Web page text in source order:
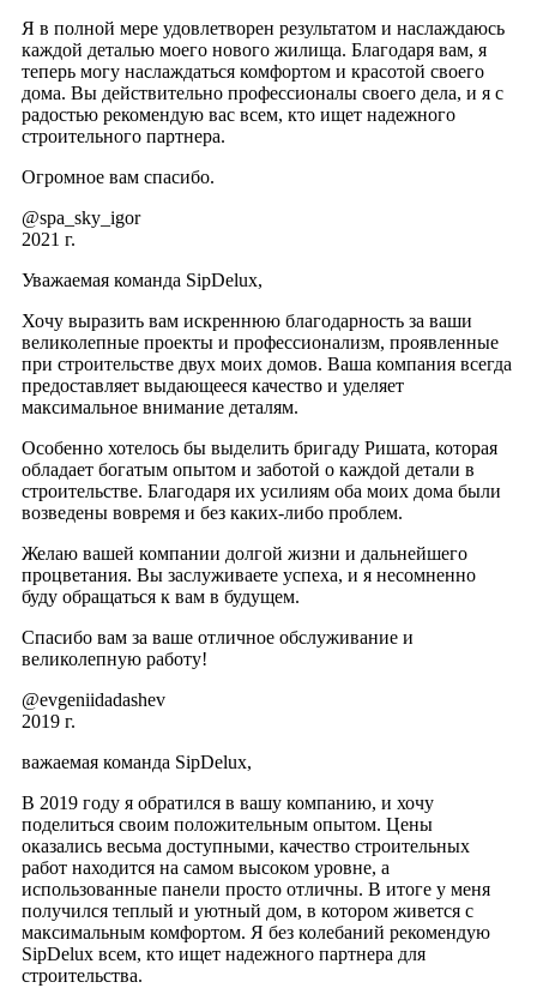
Я в полной мере удовлетворен результатом и наслаждаюсь
каждой деталью моего нового жилища. Благодаря вам, я
теперь могу наслаждаться комфортом и красотой своего
дома. Вы действительно профессионалы своего дела, и я с
радостью рекомендую вас всем, кто ищет надежного
строительного партнера.
Огромное вам спасибо.
@spa_sky_igor
2021 г.
Уважаемая команда SipDelux,
Хочу выразить вам искреннюю благодарность за ваши
великолепные проекты и профессионализм, проявленные
при строительстве двух моих домов. Ваша компания всегда
предоставляет выдающееся качество и уделяет
максимальное внимание деталям.
Особенно хотелось бы выделить бригаду Ришата, которая
обладает богатым опытом и заботой о каждой детали в
строительстве. Благодаря их усилиям оба моих дома были
возведены вовремя и без каких-либо проблем.
Желаю вашей компании долгой жизни и дальнейшего
процветания. Вы заслуживаете успеха, и я несомненно
буду обращаться к вам в будущем.
Спасибо вам за ваше отличное обслуживание и
великолепную работу!
@evgeniidadashev
2019 г.
важаемая команда SipDelux,
В 2019 году я обратился в вашу компанию, и хочу
поделиться своим положительным опытом. Цены
оказались весьма доступными, качество строительных
работ находится на самом высоком уровне, а
использованные панели просто отличны. В итоге у меня
получился теплый и уютный дом, в котором живется с
максимальным комфортом. Я без колебаний рекомендую
SipDelux всем, кто ищет надежного партнера для
строительства.